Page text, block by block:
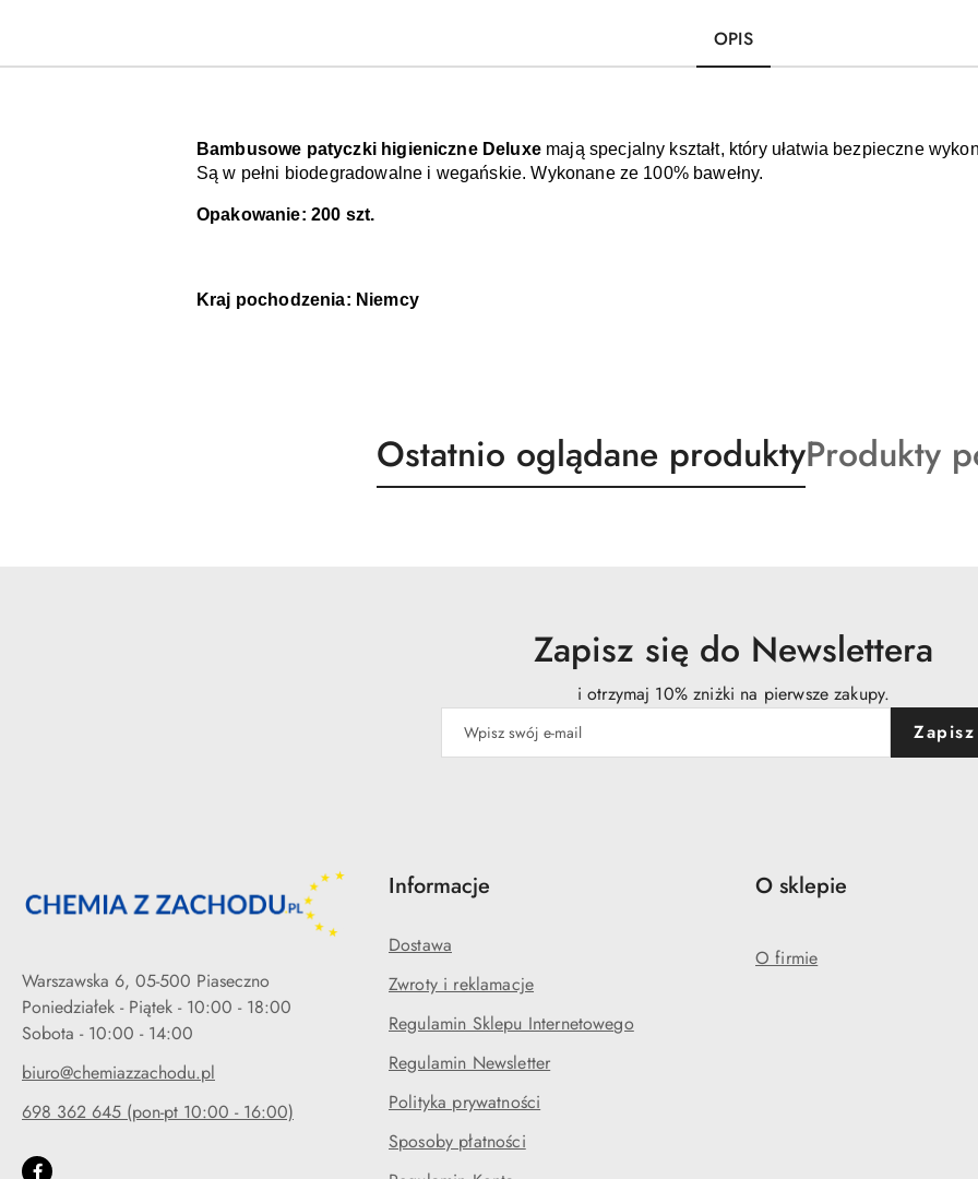
OPIS
Bambusowe patyczki higieniczne Deluxe mają specjalny kształt, który ułatwia bezpieczne
Są w pełni biodegradowalne i wegańskie. Wykonane ze 100% bawełny.
Opakowanie: 200 szt.
Kraj pochodzenia: Niemcy
Produkty
o
Ostatnio oglądane produktyProdukty
o
Produkty
Zapisz się do Newslettera
i otrzymaj 10% zniżki na pierwsze zakupy.
Zapisz
Warszawska 6, 05-500 Piaseczno
Poniedziałek - Piątek - 10:00 - 18:00
biuro@chemiazzachodu.pl
698 362 645 (pon-pt 10:00 - 16:00)
Informacje
Dostawa
Zwroty i reklamacje
Regulamin Sklepu Internetowego
Regulamin Newsletter
Polityka prywatności
Sposoby płatności
O sklepie
O firmie